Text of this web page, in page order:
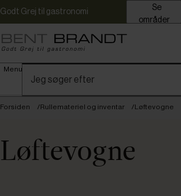
Godt Grej til gastronomi
områder
Menu
Forsiden Rullemateriel og inventar Løftevogne
Løftevogne